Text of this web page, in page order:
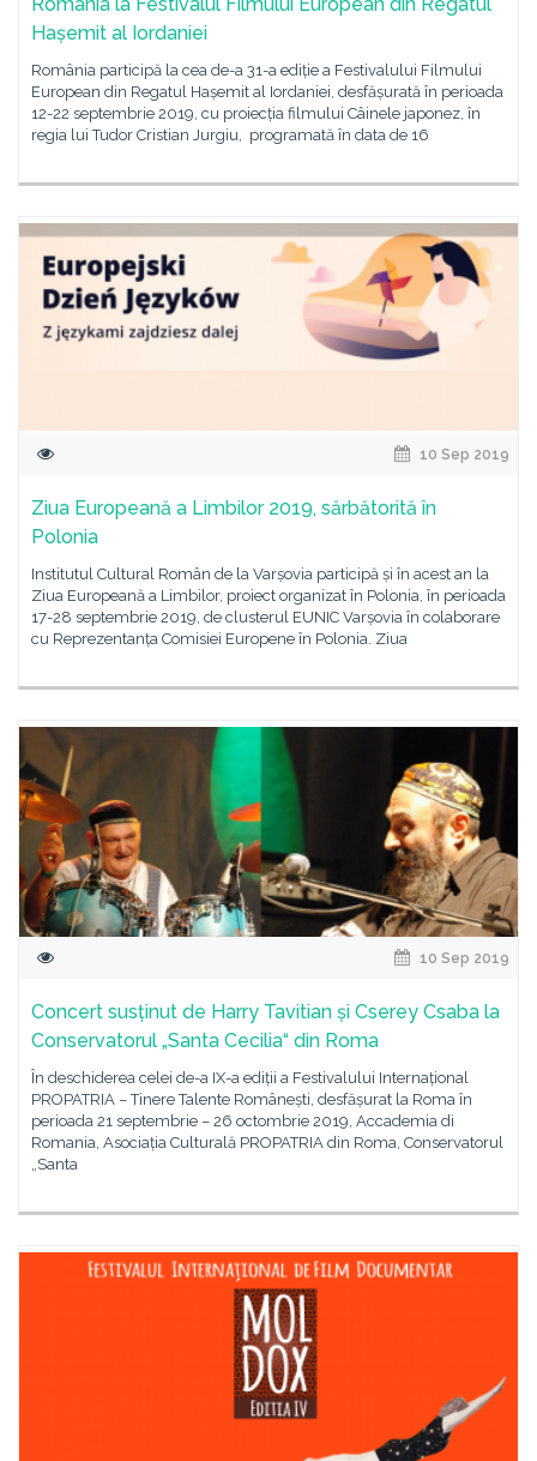
Hașemit al Iordaniei
România participă la cea de-a 31-a ediție a Festivalului Filmului
European din Regatul Hașemit al Iordaniei, desfășurată în perioada
12-22 septembrie 2019, cu proiecția filmului Câinele japonez, în
regia lui Tudor Cristian Jurgiu, programată în data de 16
10 Sep 2019
Ziua Europeană a Limbilor 2019, sărbătorită în
Polonia
Institutul Cultural Român de la Varșovia participă și în acest an la
Ziua Europeană a Limbilor, proiect organizat în Polonia, în perioada
17-28 septembrie 2019, de clusterul EUNIC Varșovia în colaborare
cu Reprezentanța Comisiei Europene în Polonia. Ziua
10 Sep 2019
Concert susținut de Harry Tavitian și Cserey Csaba la
Conservatorul „Santa Cecilia“ din Roma
În deschiderea celei de-a IX-a ediții a Festivalului Internațional
PROPATRIA – Tinere Talente Românești, desfășurat la Roma în
perioada 21 septembrie – 26 octombrie 2019, Accademia di
Romania, Asociația Culturală PROPATRIA din Roma, Conservatorul
„Santa